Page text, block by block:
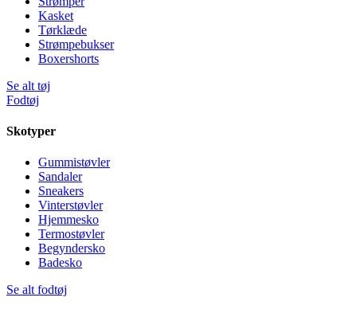
Kasket
Tørklæde
Strømpebukser
Boxershorts
Se alt tøj
Fodtøj
Skotyper
Gummistøvler
Sandaler
Sneakers
Vinterstøvler
Hjemmesko
Termostøvler
Begyndersko
Badesko
Se alt fodtøj